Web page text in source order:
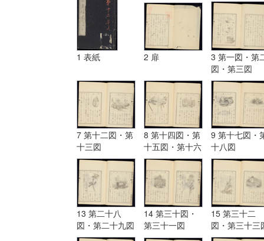
1 表紙 2 扉
3 第一図・第
図・第三図
7 第十二図・第
十三図
8 第十四図・第
十五図・第十六
図
9 第十七図・
十八図
13 第二十八
図・第二十九図
14 第三十図・
第三十一図
15 第三十二
図・第三十三